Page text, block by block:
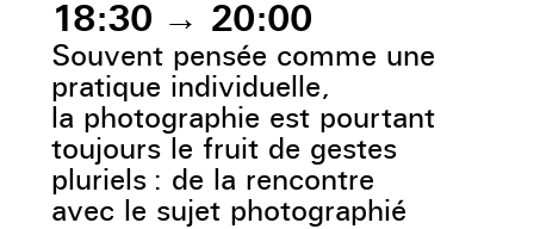
18:30 → 20:00
Souvent pensée comme une
pratique individuelle,
la photographie est pourtant
toujours le fruit de gestes
pluriels : de la rencontre
avec le sujet photographié